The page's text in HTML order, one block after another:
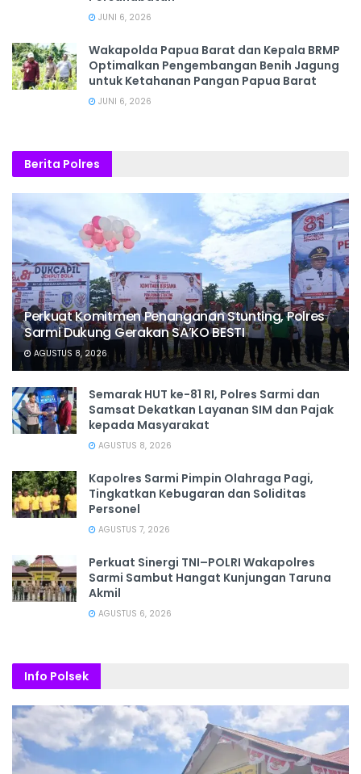
JUNI 6, 2026
Wakapolda Papua Barat dan Kepala BRMP
Optimalkan Pengembangan Benih Jagung
untuk Ketahanan Pangan Papua Barat
JUNI 6, 2026
Berita Polres
Perkuat Komitmen Penanganan Stunting, Polres
Sarmi Dukung Gerakan SA’KO BESTI
AGUSTUS 8, 2026
Semarak HUT ke-81 RI, Polres Sarmi dan
Samsat Dekatkan Layanan SIM dan Pajak
kepada Masyarakat
AGUSTUS 8, 2026
Kapolres Sarmi Pimpin Olahraga Pagi,
Tingkatkan Kebugaran dan Soliditas
Personel
AGUSTUS 7, 2026
Perkuat Sinergi TNI–POLRI Wakapolres
Sarmi Sambut Hangat Kunjungan Taruna
Akmil
AGUSTUS 6, 2026
Info Polsek